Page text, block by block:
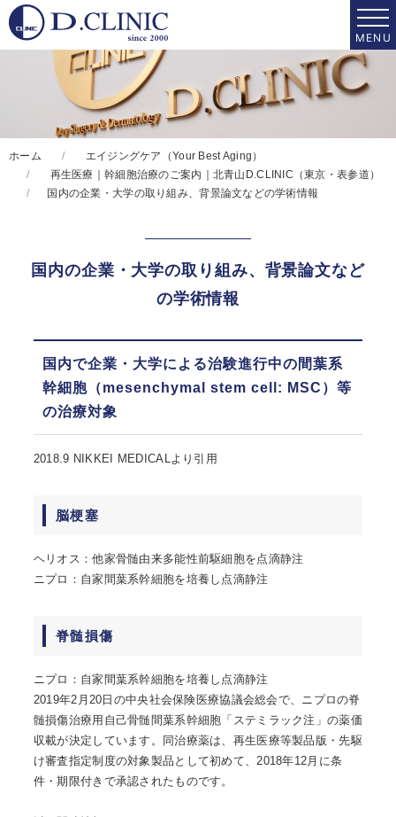
ホーム
エイジングケア（Your Best Aging）
再生医療｜幹細胞治療のご案内｜北青山D.CLINIC（東京・表参道）
国内の企業・大学の取り組み、背景論文などの学術情報
国内の企業・大学の取り組み、背景論文など
の学術情報
国内で企業・大学による治験進行中の間葉系
幹細胞（mesenchymal stem cell: MSC）等
の治療対象
2018.9 NIKKEI MEDICALより引用
脳梗塞
ヘリオス：他家骨髄由来多能性前駆細胞を点滴静注
ニプロ：自家間葉系幹細胞を培養し点滴静注
脊髄損傷
ニプロ：自家間葉系幹細胞を培養し点滴静注
2019年2月20日の中央社会保険医療協議会総会で、ニプロの脊
髄損傷治療用自己骨髄間葉系幹細胞「ステミラック注」の薬価
収載が決定しています。同治療薬は、再生医療等製品版・先駆
け審査指定制度の対象製品として初めて、2018年12月に条
件・期限付きで承認されたものです。